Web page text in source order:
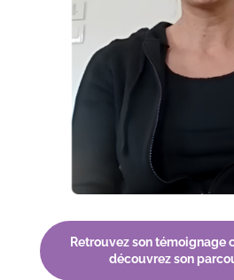
Retrouvez son témoignage
découvrez son